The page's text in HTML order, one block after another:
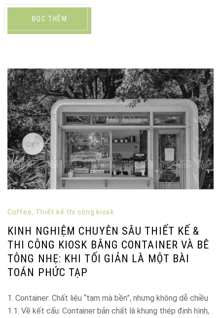
ĐỌC THÊM
Coffee, Thiết kế thi công kiosk
KINH NGHIỆM CHUYÊN SÂU THIẾT KẾ &
THI CÔNG KIOSK BẰNG CONTAINER VÀ BÊ
TÔNG NHẸ: KHI TỐI GIẢN LÀ MỘT BÀI
TOÁN PHỨC TẠP
1. Container: Chất liệu “tạm mà bền”, nhưng không dễ chiều
1.1. Về kết cấu: Container bản chất là khung thép định hình,